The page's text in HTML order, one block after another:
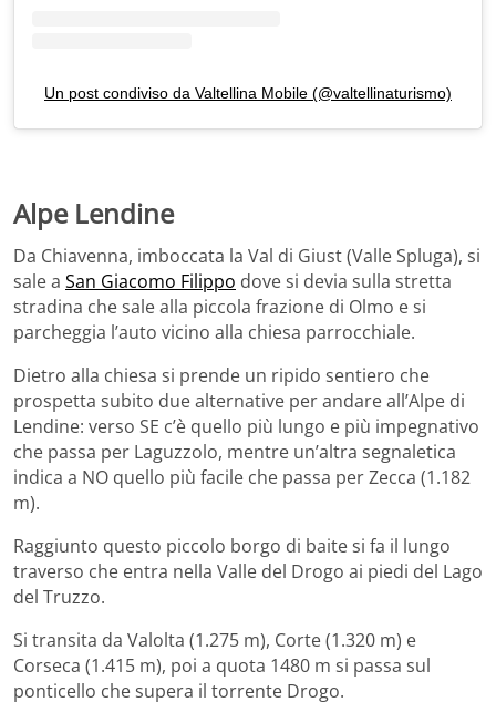
Un post condiviso da Valtellina Mobile (@valtellinaturismo)
Alpe Lendine
Da Chiavenna, imboccata la Val di Giust (Valle Spluga), si
sale a San Giacomo Filippo dove si devia sulla stretta
stradina che sale alla piccola frazione di Olmo e si
parcheggia l’auto vicino alla chiesa parrocchiale.
Dietro alla chiesa si prende un ripido sentiero che
prospetta subito due alternative per andare all’Alpe di
Lendine: verso SE c’è quello più lungo e più impegnativo
che passa per Laguzzolo, mentre un’altra segnaletica
indica a NO quello più facile che passa per Zecca (1.182
m).
Raggiunto questo piccolo borgo di baite si fa il lungo
traverso che entra nella Valle del Drogo ai piedi del Lago
del Truzzo.
Si transita da Valolta (1.275 m), Corte (1.320 m) e
Corseca (1.415 m), poi a quota 1480 m si passa sul
ponticello che supera il torrente Drogo.